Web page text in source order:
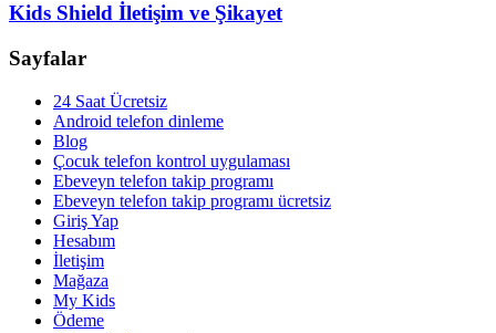
Kids Shield İletişim ve Şikayet
Sayfalar
24 Saat Ücretsiz
Android telefon dinleme
Blog
Çocuk telefon kontrol uygulaması
Ebeveyn telefon takip programı
Ebeveyn telefon takip programı ücretsiz
Giriş Yap
Hesabım
İletişim
Mağaza
My Kids
Ödeme